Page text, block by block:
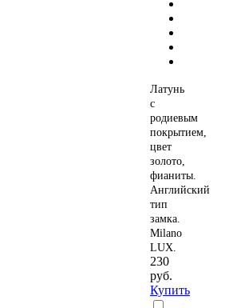
Латунь
с
родиевым
покрытием,
цвет
золото,
фианиты.
Английский
тип
замка.
Milano
LUX.
230
руб.
Купить